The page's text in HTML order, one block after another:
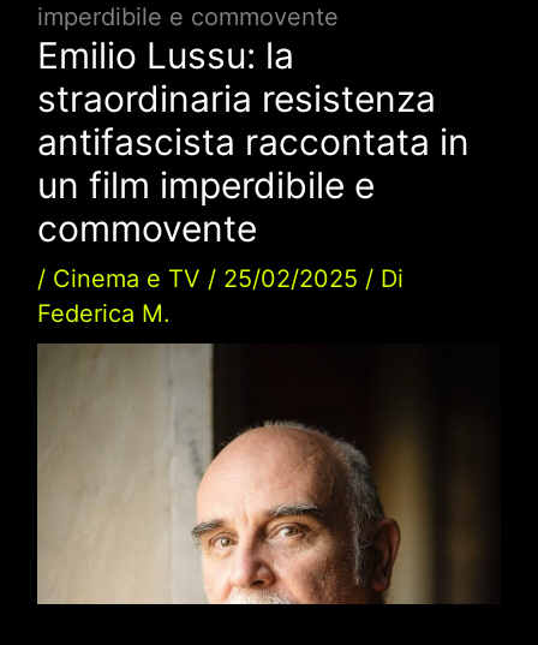
imperdibile e commovente
Emilio Lussu: la
straordinaria resistenza
antifascista raccontata in
un film imperdibile e
commovente
/ Cinema e TV / 25/02/2025 / Di
Federica M.